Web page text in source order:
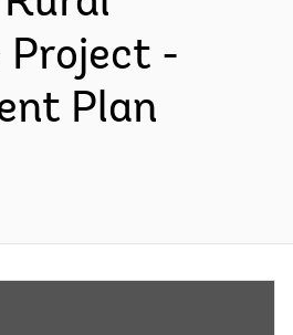
Project -
Plan